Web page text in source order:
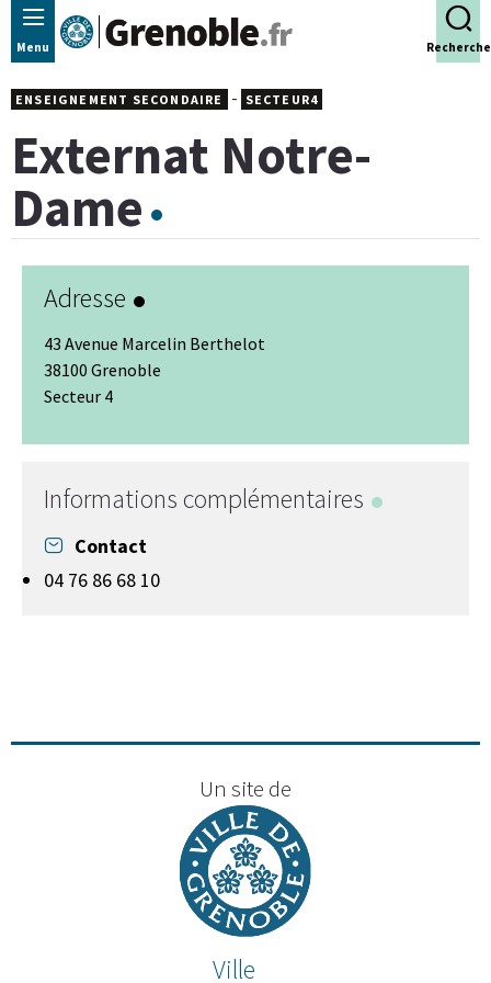
Panneau de gestion des cookies
Menu Recherche
Externat Notre-
Dame
ENSEIGNEMENT SECONDAIRE - SECTEUR4
Adresse
43 Avenue Marcelin Berthelot
38100 Grenoble
Secteur 4
−
Informations complémentaires
Contact
04 76 86 68 10
Un site de
Ville